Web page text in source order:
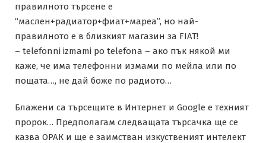
правилното търсене е
“маслен+радиатор+фиат+мареа”, но най-
правилното е в близкият магазин за FIAT!
– telefonni izmami po telefona – ако пък някой ми
каже, че има телефонни измами по мейла или по
пощата…, не дай боже по радиото…
Блажени са търсещите в Интернет и Google е техният
пророк… Предполагам следващата търсачка ще се
казва ОРАК и ще е заимстван изкуственият интелект